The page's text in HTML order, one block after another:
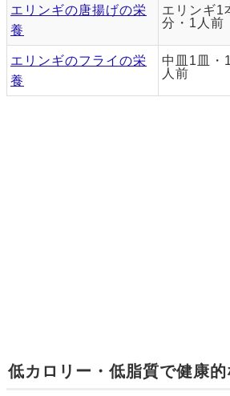
エリンギの唐揚げの栄
養
エリンギ1
分・1人前
エリンギのフライの栄
養
中皿1皿・1
人前
低カロリー・低脂質で健康